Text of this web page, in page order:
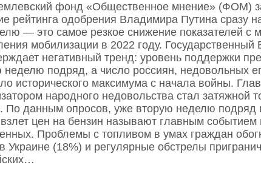
фонд «Общественное мнение» (ФОМ)
рейтинга одобрения Владимира Путина сразу
— это самое резкое снижение показателей с
мобилизации в 2022 году.
негативный тренд: уровень поддержки
неделю подряд, а число россиян, недовольных
исторического максимума с начала войны.
народного недовольства стал затяжной
По данным опросов, уже вторую неделю подряд
цен на бензин называют главным событием
Проблемы с топливом в умах граждан
Украине (18%) и регулярные обстрелы